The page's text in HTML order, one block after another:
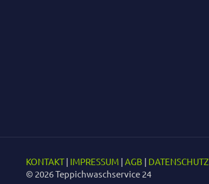
KONTAKT| IMPRESSUM | AGB | DATENSCHUTZ
© 2026 Teppichwaschservice 24